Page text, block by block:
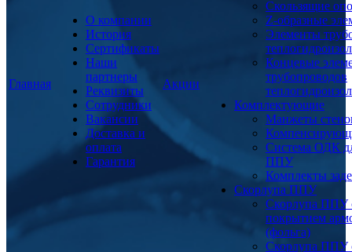
Главная
О компании
История
Сертификаты
Наши
партнеры
Реквизиты
Сотрудники
Вакансии
Доставка и
оплата
Гарантия
Акции
Скользящие
Z-образные
Элементы
Концевые
трубопроводов
Комплектующие
Манжеты
Система ОДК
ППУ
Комплекты
Скорлупа ППУ
Скорлупа ППУ
покрытием
(фольга)
Скорлупа ППУ